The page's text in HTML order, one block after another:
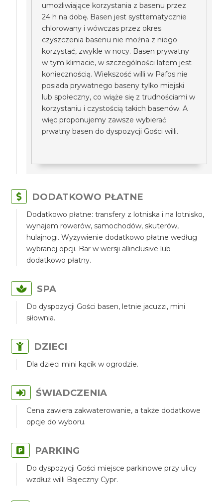
umożliwiające korzystania z basenu przez
24 h na dobę. Basen jest systtematycznie
chlorowany i wówczas przez okres
czyszczenia basenu nie można z niego
korzystać, zwykle w nocy. Basen prywatny
w tym klimacie, w szczególności latem jest
koniecznością. Wiekszość willi w Pafos nie
posiada prywatnego baseny tylko miejski
lub społeczny, co wiąże się z trudnościami w
korzystaniu i czystością takich basenów. A
więc proponujemy zawsze wybierać
prwatny basen do dyspozycji Gości willi.
DODATKOWO PŁATNE
Dodatkowo płatne: transfery z lotniska i na lotnisko,
wynajem rowerów, samochodów, skuterów,
hulajnogi. Wyżywienie dodatkowo płatne według
wybranej opcji. Bar w wersji allinclusive lub
dodatkowo płatny.
SPA
Do dyspozycji Gości basen, letnie jacuzzi, mini
siłownia.
DZIECI
Dla dzieci mini kącik w ogrodzie.
ŚWIADCZENIA
Cena zawiera zakwaterowanie, a także dodatkowe
opcje do wyboru.
PARKING
Do dyspozycji Gości miejsce parkinowe przy ulicy
wzdłuż willi Bajeczny Cypr.